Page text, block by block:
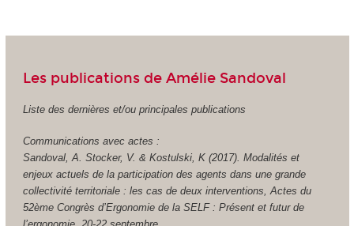
Les publications de Amélie Sandoval
Liste des dernières et/ou principales publications
Communications avec actes :
Sandoval, A. Stocker, V. & Kostulski, K (2017). Modalités et
enjeux actuels de la participation des agents dans une grande
collectivité territoriale : les cas de deux interventions, Actes du
52ème Congrès d’Ergonomie de la SELF : Présent et futur de